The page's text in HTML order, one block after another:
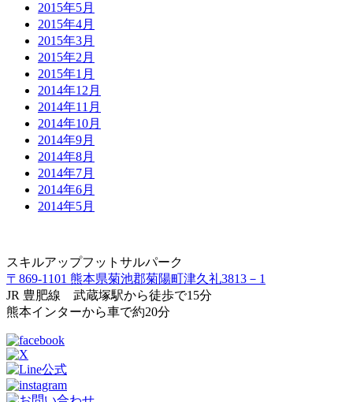
2015年5月
2015年4月
2015年3月
2015年2月
2015年1月
2014年12月
2014年11月
2014年10月
2014年9月
2014年8月
2014年7月
2014年6月
2014年5月
スキルアップフットサルパーク
〒869-1101 熊本県菊池郡菊陽町津久礼3813－1
JR 豊肥線 武蔵塚駅から徒歩で15分
熊本インターから車で約20分